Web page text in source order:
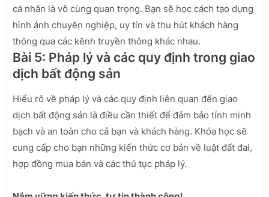
cá nhân là vô cùng quan trọng. Bạn sẽ học cách tạo dựng
hình ảnh chuyên nghiệp, uy tín và thu hút khách hàng
thông qua các kênh truyền thông khác nhau.
Bài 5: Pháp lý và các quy định trong giao
dịch bất động sản
Hiểu rõ về pháp lý và các quy định liên quan đến giao
dịch bất động sản là điều cần thiết để đảm bảo tính minh
bạch và an toàn cho cả bạn và khách hàng. Khóa học sẽ
cung cấp cho bạn những kiến thức cơ bản về luật đất đai,
hợp đồng mua bán và các thủ tục pháp lý.